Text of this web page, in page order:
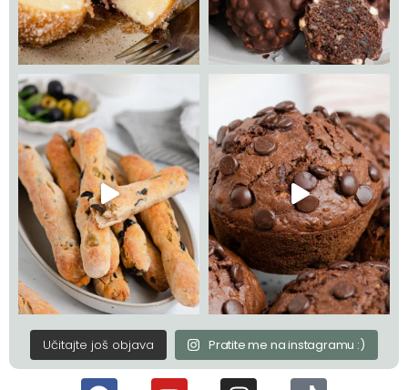
Učitajte još objava Pratite me na instagramu :)